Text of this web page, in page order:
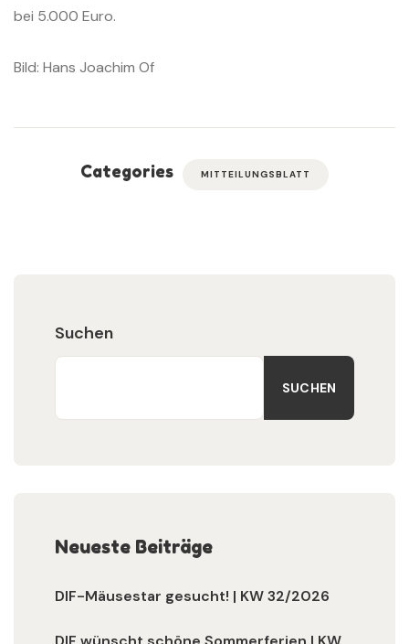
bei 5.000 Euro.
Bild: Hans Joachim Of
Categories MITTEILUNGSBLATT
Suchen
SUCHEN
Neueste Beiträge
DIF-Mäusestar gesucht! | KW 32/2026